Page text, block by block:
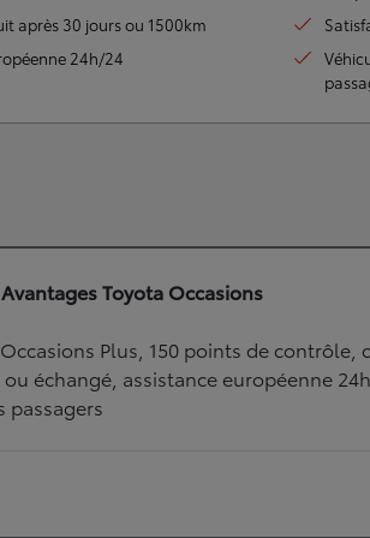
RECHARGEABLE
après 30 jours ou 1500km
24h/24
Toyota Occasions
Plus, 150 points de
ou échangé, assistance européenne
passagers